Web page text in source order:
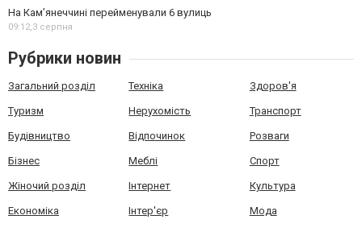
На Камʼянеччині перейменували 6 вулиць
09:12,3 серпня
Рубрики новин
Загальний розділ Техніка Здоров'я
Туризм Нерухомість Транспорт
Будівництво Відпочинок Розваги
Бізнес Меблі Спорт
Жіночий розділ Інтернет Культура
Економіка Інтер'єр Мода